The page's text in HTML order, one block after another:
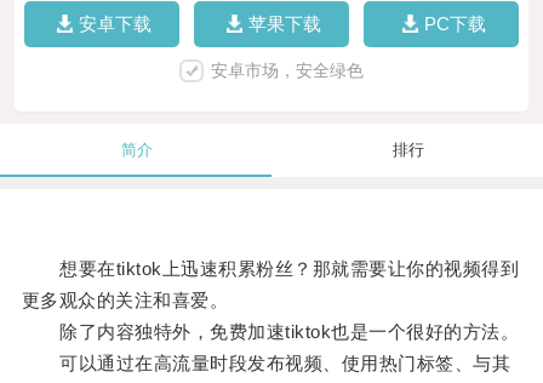
安卓下载 苹果下载 PC下载
安卓市场，安全绿色
简介 排行
想要在tiktok上迅速积累粉丝？那就需要让你的视频得到
更多观众的关注和喜爱。
除了内容独特外，免费加速tiktok也是一个很好的方法。
可以通过在高流量时段发布视频、使用热门标签、与其